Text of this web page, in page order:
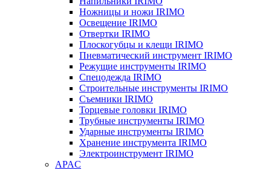
Ножницы и ножи IRIMO
Освещение IRIMO
Отвертки IRIMO
Плоскогубцы и клещи IRIMO
Пневматический инструмент IRIMO
Режущие инструменты IRIMO
Спецодежда IRIMO
Строительные инструменты IRIMO
Съемники IRIMO
Торцевые головки IRIMO
Трубные инструменты IRIMO
Ударные инструменты IRIMO
Хранение инструмента IRIMO
Электроинструмент IRIMO
APAC